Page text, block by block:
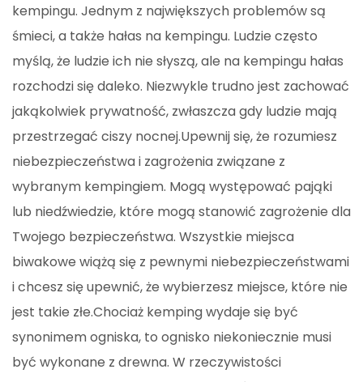
kempingu. Jednym z największych problemów są
śmieci, a także hałas na kempingu. Ludzie często
myślą, że ludzie ich nie słyszą, ale na kempingu hałas
rozchodzi się daleko. Niezwykle trudno jest zachować
jakąkolwiek prywatność, zwłaszcza gdy ludzie mają
przestrzegać ciszy nocnej.Upewnij się, że rozumiesz
niebezpieczeństwa i zagrożenia związane z
wybranym kempingiem. Mogą występować pająki
lub niedźwiedzie, które mogą stanowić zagrożenie dla
Twojego bezpieczeństwa. Wszystkie miejsca
biwakowe wiążą się z pewnymi niebezpieczeństwami
i chcesz się upewnić, że wybierzesz miejsce, które nie
jest takie złe.Chociaż kemping wydaje się być
synonimem ogniska, to ognisko niekoniecznie musi
być wykonane z drewna. W rzeczywistości